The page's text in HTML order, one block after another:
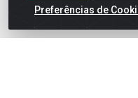
Preferências de
Paulo/ SP - CEP